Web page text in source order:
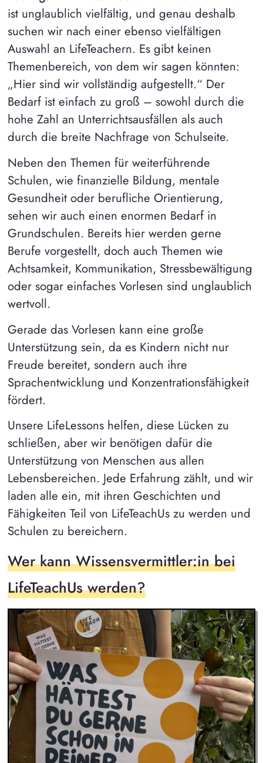
ist unglaublich vielfältig, und genau deshalb
suchen wir nach einer ebenso vielfältigen
Auswahl an LifeTeachern. Es gibt keinen
Themenbereich, von dem wir sagen könnten:
„Hier sind wir vollständig aufgestellt.“ Der
Bedarf ist einfach zu groß – sowohl durch die
hohe Zahl an Unterrichtsausfällen als auch
durch die breite Nachfrage von Schulseite.
Neben den Themen für weiterführende
Schulen, wie finanzielle Bildung, mentale
Gesundheit oder berufliche Orientierung,
sehen wir auch einen enormen Bedarf in
Grundschulen. Bereits hier werden gerne
Berufe vorgestellt, doch auch Themen wie
Achtsamkeit, Kommunikation, Stressbewältigung
oder sogar einfaches Vorlesen sind unglaublich
wertvoll.
Gerade das Vorlesen kann eine große
Unterstützung sein, da es Kindern nicht nur
Freude bereitet, sondern auch ihre
Sprachentwicklung und Konzentrationsfähigkeit
fördert.
Unsere LifeLessons helfen, diese Lücken zu
schließen, aber wir benötigen dafür die
Unterstützung von Menschen aus allen
Lebensbereichen. Jede Erfahrung zählt, und wir
laden alle ein, mit ihren Geschichten und
Fähigkeiten Teil von LifeTeachUs zu werden und
Schulen zu bereichern.
Wer kann Wissensvermittler:in bei
LifeTeachUs werden?